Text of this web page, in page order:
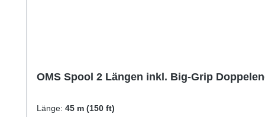
OMS Spool 2 Längen inkl. Big-Grip
Länge: 45 m (150 ft)